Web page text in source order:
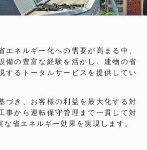
エネルギー化への需要が高まる中、
備の豊富な経験を活かし、建物の省
するトータルサービスを提供してい
づき、お客様の利益を最大化する対
事から運転保守管理まで一貫して対
省エネルギー効果を実現します。